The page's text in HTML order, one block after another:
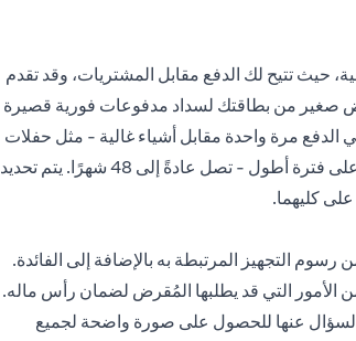
حيث تتيح لك الدفع مقابل المشتريات، وقد تقدم
صغير من بطاقتك لسداد مدفوعات فورية قصيرة
الدفع مرة واحدة مقابل أشياء غالية - مثل حفلات
الزواج في العائلة. كما يتيح لك دفع فاتورة كبيرة في وقت واحد، وتسديد المبلغ على فترة أطول - تصل عادةً إلى 48 شهرًا. يتم تحديد
كليهما.
التجهيز المرتبطة به بالإضافة إلى الفائدة.
الأمور التي قد يطلبها المُقرض لضمان رأس ماله.
السؤال عنها للحصول على صورة واضحة لجميع